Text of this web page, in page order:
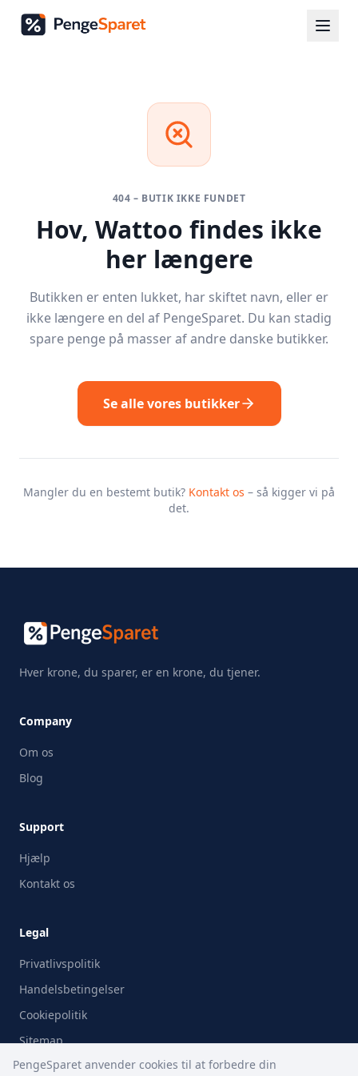
404 – BUTIK IKKE FUNDET
Hov, Wattoo findes ikke
her længere
Butikken er enten lukket, har skiftet navn, eller er
ikke længere en del af PengeSparet. Du kan stadig
spare penge på masser af andre danske butikker.
Se alle vores butikker
Mangler du en bestemt butik? Kontakt os – så kigger vi på
det.
Hver krone, du sparer, er en krone, du tjener.
Company
Om os
Blog
Support
Hjælp
Kontakt os
Legal
Privatlivspolitik
Handelsbetingelser
Cookiepolitik
Sitemap
PengeSparet anvender cookies til at forbedre din